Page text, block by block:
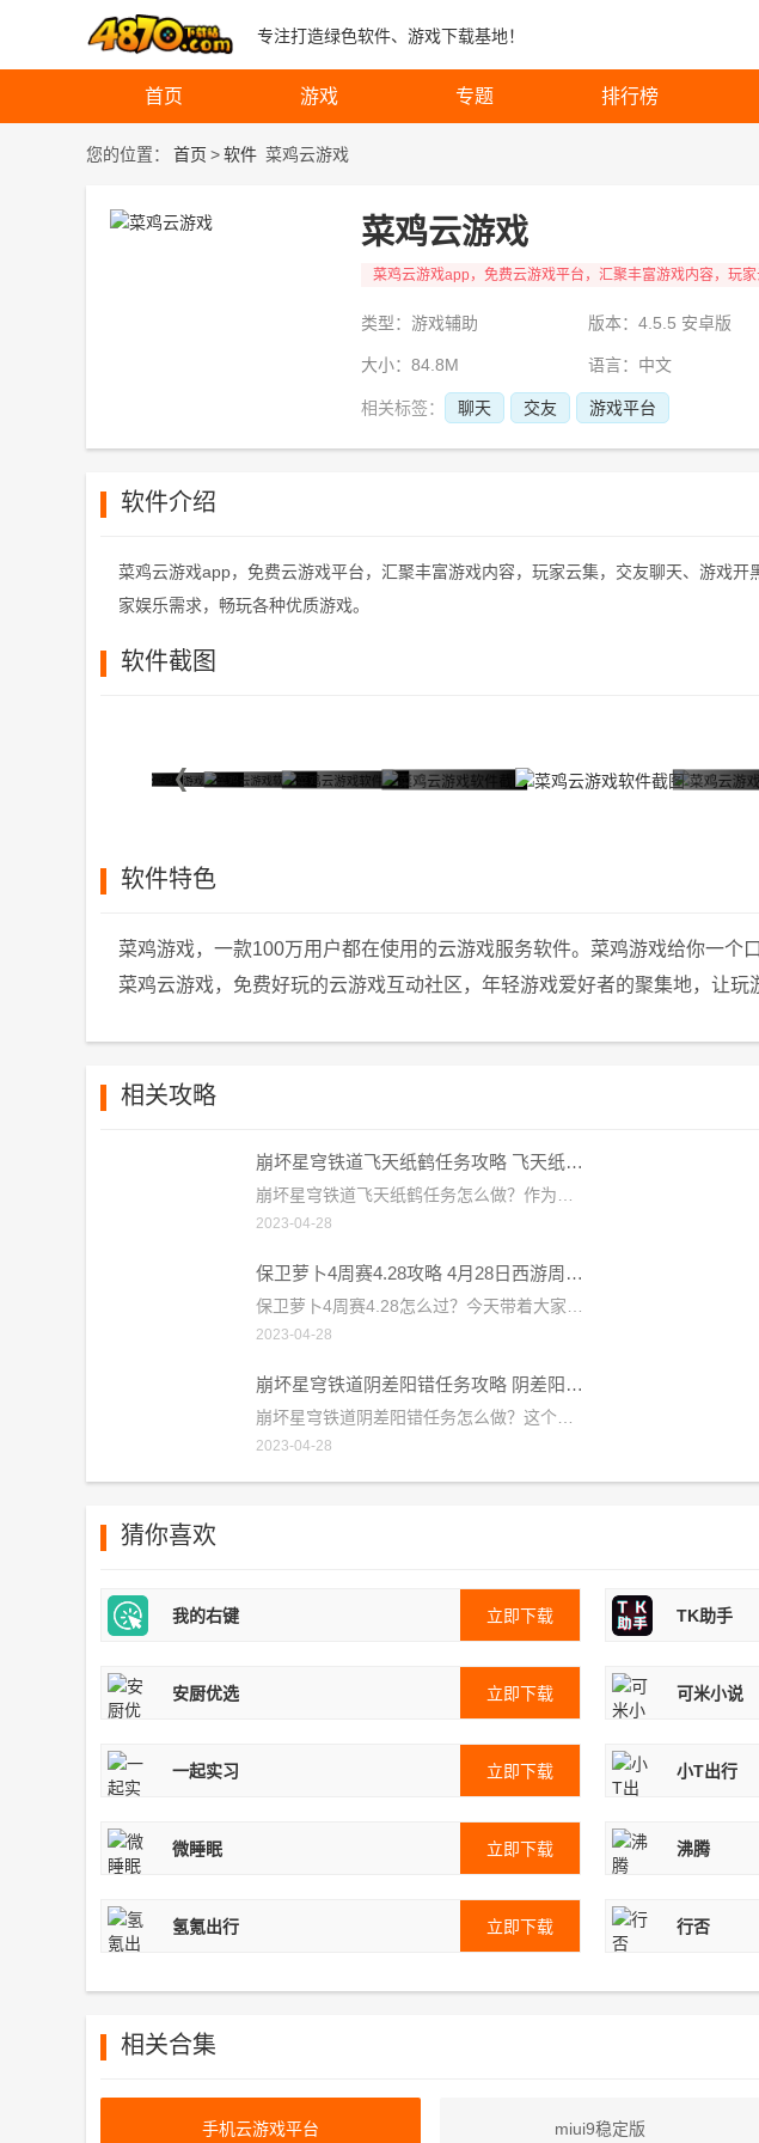
专注打造绿色软件、游戏下载基地！
首页 游戏 专题 排行榜
您的位置： 首页 >软件 菜鸡云游戏
菜鸡云游戏
类型：游戏辅助 版本：4.5.5 安卓版
大小：84.8M 语言：中文
相关标签： 聊天 交友 游戏平台
软件介绍
菜鸡云游戏app，免费云游戏平台，汇聚丰富游戏内容，玩家云集，交友聊天、游戏
家娱乐需求，畅玩各种优质游戏。
软件截图
软件特色
菜鸡游戏，一款100万用户都在使用的云游戏服务软件。菜鸡游戏给你一个
菜鸡云游戏，免费好玩的云游戏互动社区，年轻游戏爱好者的聚集地，让玩
相关攻略
崩坏星穹铁道飞天纸鹤任务攻略 飞天纸鹤隐藏任务通关流程解析
2023-04-28
保卫萝卜4周赛4.28攻略 4月28日西游周赛图文通关流程
2023-04-28
崩坏星穹铁道阴差阳错任务攻略 阴差阳错任务图文通关流程
2023-04-28
猜你喜欢
我的右键 立即下载 TK助手
安厨优选 立即下载 可米小说
一起实习 立即下载 小T出行
微睡眠 立即下载 沸腾
氢氪出行 立即下载 行否
相关合集
手机云游戏平台 miui9稳定版